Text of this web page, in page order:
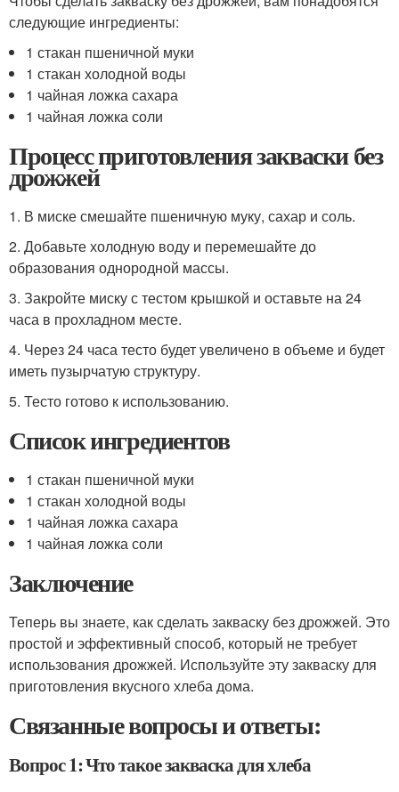
следующие ингредиенты:
1 стакан пшеничной муки
1 стакан холодной воды
1 чайная ложка сахара
1 чайная ложка соли
Процесс приготовления закваски без
дрожжей
1. В миске смешайте пшеничную муку, сахар и соль.
2. Добавьте холодную воду и перемешайте до
образования однородной массы.
3. Закройте миску с тестом крышкой и оставьте на 24
часа в прохладном месте.
4. Через 24 часа тесто будет увеличено в объеме и будет
иметь пузырчатую структуру.
5. Тесто готово к использованию.
Список ингредиентов
1 стакан пшеничной муки
1 стакан холодной воды
1 чайная ложка сахара
1 чайная ложка соли
Заключение
Теперь вы знаете, как сделать закваску без дрожжей. Это
простой и эффективный способ, который не требует
использования дрожжей. Используйте эту закваску для
приготовления вкусного хлеба дома.
Связанные вопросы и ответы:
Вопрос 1: Что такое закваска для хлеба